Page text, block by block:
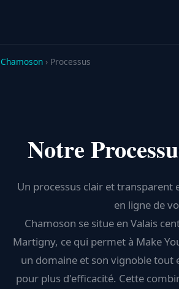
Chamoson › Processus
Notre
Un processus clair et transparent
en ligne de
Chamoson se situe en Valais
Martigny, ce qui permet à Make
un domaine et son vignoble tout
pour plus d'efficacité. Cette